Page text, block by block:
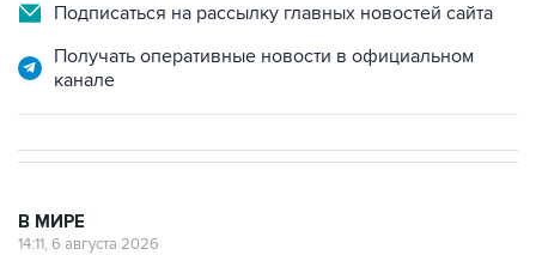
Подписаться на рассылку главных новостей сайта
Получать оперативные новости в официальном
канале
В МИРЕ
14:11, 6 августа 2026